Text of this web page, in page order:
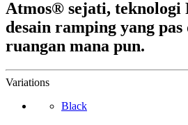
Atmos® sejati, teknologi
desain ramping yang
ruangan mana pun.
Variations
Black